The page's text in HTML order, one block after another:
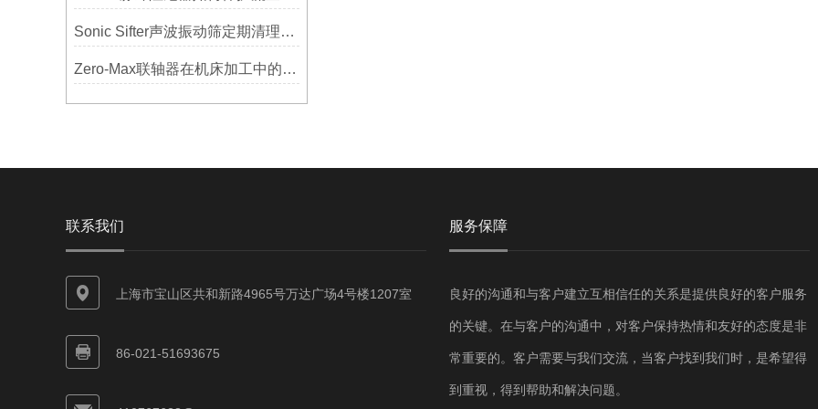
Sonic Sifter声波振动筛定期清理的重要性
Zero-Max联轴器在机床加工中的应用及精度保证方法
联系我们
上海市宝山区共和新路4965号万达广场4号楼1207室
86-021-51693675
服务保障
良好的沟通和与客户建立互相信任的关系是提供良好的客户服务
的关键。在与客户的沟通中，对客户保持热情和友好的态度是非
常重要的。客户需要与我们交流，当客户找到我们时，是希望得
到重视，得到帮助和解决问题。